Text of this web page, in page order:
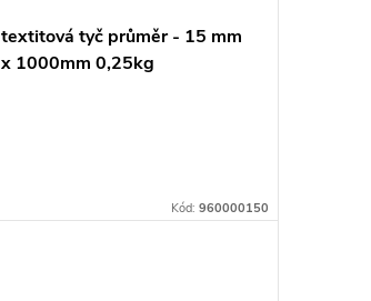
textitová tyč průměr - 15 mm
x 1000mm 0,25kg
Kód: 960000150